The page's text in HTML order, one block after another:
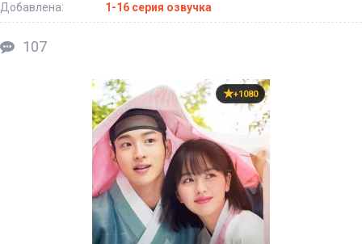
Добавлена: 1-16 серия озвучка
107
+1080